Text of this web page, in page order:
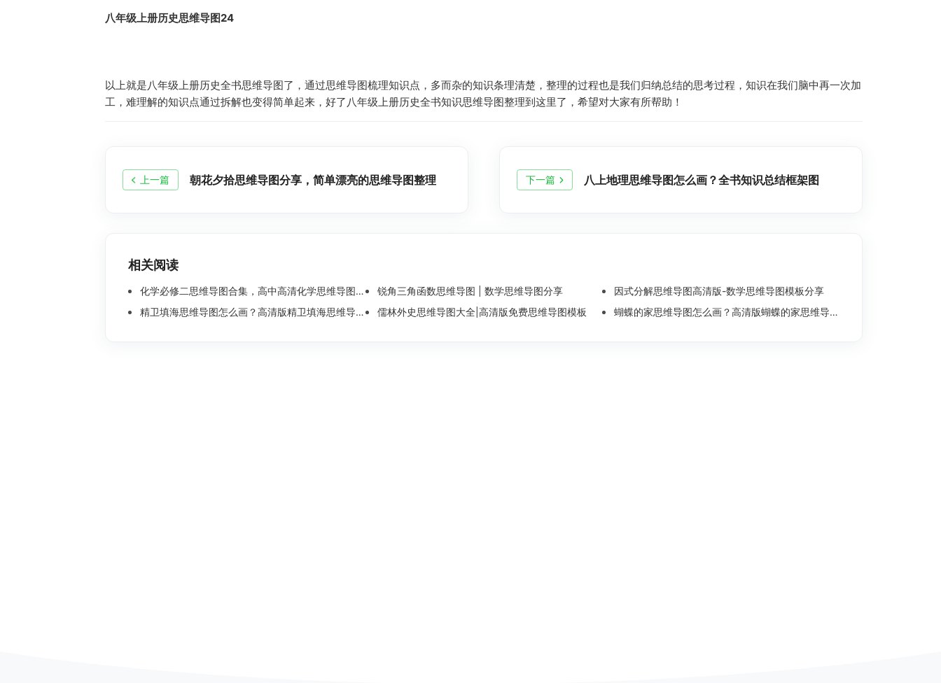
八年级上册历史思维导图24
以上就是八年级上册历史全书思维导图了，通过思维导图梳理知识点，多而杂的知识条理清楚，整理的过程也是我们归纳总结的思考过程，知识在我们脑中再一次加
工，难理解的知识点通过拆解也变得简单起来，好了八年级上册历史全书知识思维导图整理到这里了，希望对大家有所帮助！
上一篇 朝花夕拾思维导图分享，简单漂亮的思维导图整理 下一篇 八上地理思维导图怎么画？全书知识总结框架图
相关阅读
化学必修二思维导图合集，高中高清化学思维导图整理 锐角三角函数思维导图 | 数学思维导图分享
因式分解思维导图高清版-数学思维导图模板分享
精卫填海思维导图怎么画？高清版精卫填海思维导图模板分享
儒林外史思维导图大全|高清版免费思维导图模板 蝴蝶的家思维导图怎么画？高清版蝴蝶的家思维导图分享